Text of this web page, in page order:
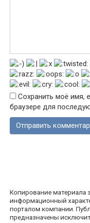
Сохранить моё имя,
браузере для
Копирование материала
информационный
порталом компании.
предназначены